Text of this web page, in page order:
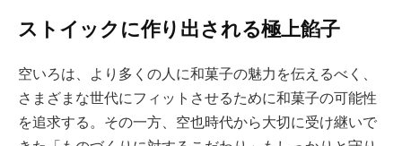
ストイックに作り出される極上餡子
空いろは、より多くの人に和菓子の魅力を伝えるべく、
さまざまな世代にフィットさせるために和菓子の可能性
を追求する。その一方、空也時代から大切に受け継いで